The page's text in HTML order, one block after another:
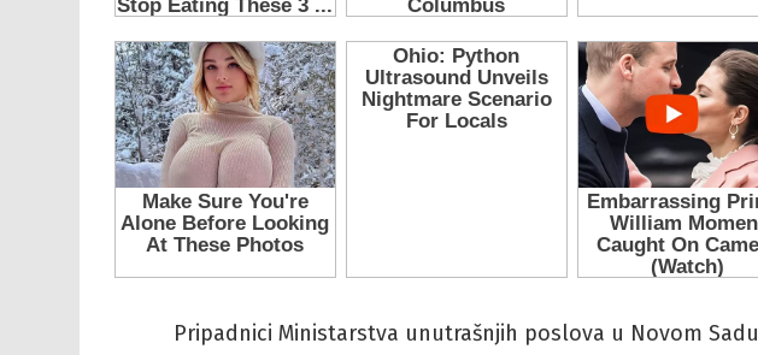
Pripadnici Ministarstva unutrašnjih poslova u Novom Sadu